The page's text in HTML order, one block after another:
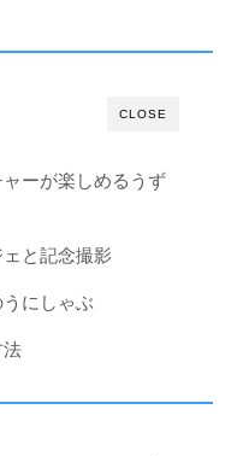
CLOSE
ーが楽しめるうず
と記念撮影
にしゃぶ
法